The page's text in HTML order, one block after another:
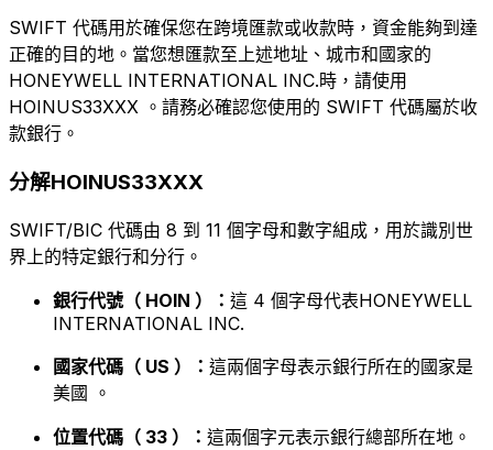
SWIFT 代碼用於確保您在跨境匯款或收款時，資金能夠到達
正確的目的地。當您想匯款至上述地址、城市和國家的
HONEYWELL INTERNATIONAL INC.時，請使用
HOINUS33XXX 。請務必確認您使用的 SWIFT 代碼屬於收
款銀行。
分解HOINUS33XXX
SWIFT/BIC 代碼由 8 到 11 個字母和數字組成，用於識別世
界上的特定銀行和分行。
銀行代號（ HOIN ）： 這 4 個字母代表HONEYWELL
INTERNATIONAL INC.
國家代碼（ US ）： 這兩個字母表示銀行所在的國家是
美國 。
位置代碼（ 33 ）： 這兩個字元表示銀行總部所在地。